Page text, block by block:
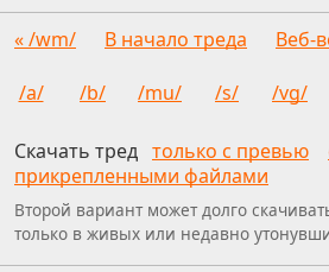
Слышал что на войну надо
ебëт как. Попытался выбрать
соснул хуйца там, где сказала
покупал снарягу по обзорам
побыстрее. В основном набрал
причем причудливо перемежая с
ебической цены и качества.
равно не понимает и не
Коллиматор за 3500, шлем бр2
« /wm/ В начало треда Веб-
/a/ /b/ /mu/ /s/ /vg/
Скачать тред только с превью
прикрепленными файлами
Второй вариант может долго
только в живых или недавно